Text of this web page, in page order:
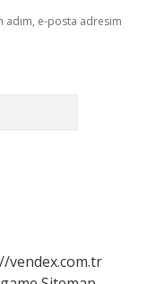
adım, e-posta adresim
vendex.com.tr